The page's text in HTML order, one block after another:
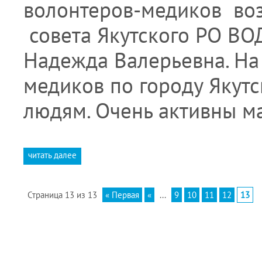
волонтеров-медиков
совета Якутского РО
Надежда Валерьевна.
медиков по городу
людям. Очень активны
читать далее
Страница 13 из 13 « Первая « ... 9 10 11 12 13